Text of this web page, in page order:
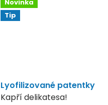
potravinářskou barvou,
pro zvýšení vizuálního
Novinka
Tip
Lyofilizované patentky
Kapří delikatesa!